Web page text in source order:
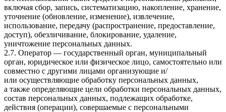
включая сбор, запись, систематизацию, накопление, хранение,
уточнение (обновление, изменение), извлечение,
использование, передачу (распространение, предоставление,
доступ), обезличивание, блокирование, удаление,
уничтожение персональных данных.
2.7. Оператор — государственный орган, муниципальный
орган, юридическое или физическое лицо, самостоятельно или
совместно с другими лицами организующие и/
или осуществляющие обработку персональных данных,
а также определяющие цели обработки персональных данных,
состав персональных данных, подлежащих обработке,
действия (операции), совершаемые с персональными